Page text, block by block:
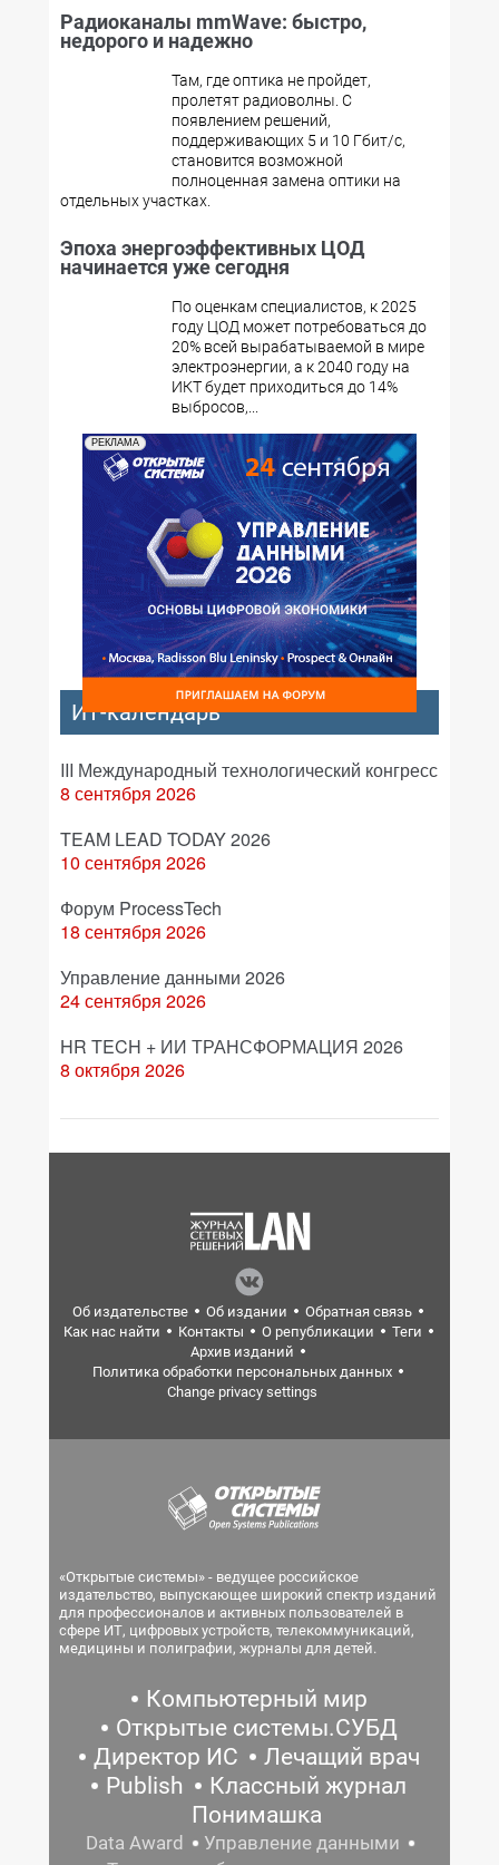
Радиоканалы mmWave: быстро,
недорого и надежно
Там, где оптика не пройдет,
пролетят радиоволны. С
появлением решений,
поддерживающих 5 и 10 Гбит/с,
становится возможной
полноценная замена оптики на
отдельных участках.
Эпоха энергоэффективных ЦОД
начинается уже сегодня
По оценкам специалистов, к 2025
году ЦОД может потребоваться до
20% всей вырабатываемой в мире
электроэнергии, а к 2040 году на
ИКТ будет приходиться до 14%
выбросов,...
РЕКЛАМА
ИТ-календарь
III Международный технологический конгресс
8 сентября 2026
TEAM LEAD TODAY 2026
10 сентября 2026
Форум ProcessTech
18 сентября 2026
Управление данными 2026
24 сентября 2026
HR TECH + ИИ ТРАНСФОРМАЦИЯ 2026
8 октября 2026
Об издательстве Об издании
Обратная связь
Как нас найти
Контакты О републикации
Теги
Архив изданий
Политика обработки персональных данных
Change privacy settings
«Открытые системы» - ведущее российское
издательство, выпускающее широкий спектр изданий
для профессионалов и активных пользователей в
сфере ИТ, цифровых устройств, телекоммуникаций,
медицины и полиграфии, журналы для детей.
Компьютерный мир
Открытые системы.СУБД
Директор ИС
Лечащий врач
Publish
Классный журнал
Понимашка
Data Award
Управление данными